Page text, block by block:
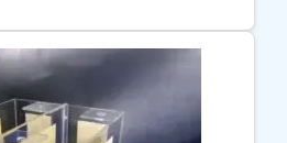
に汚れがついた際にも目